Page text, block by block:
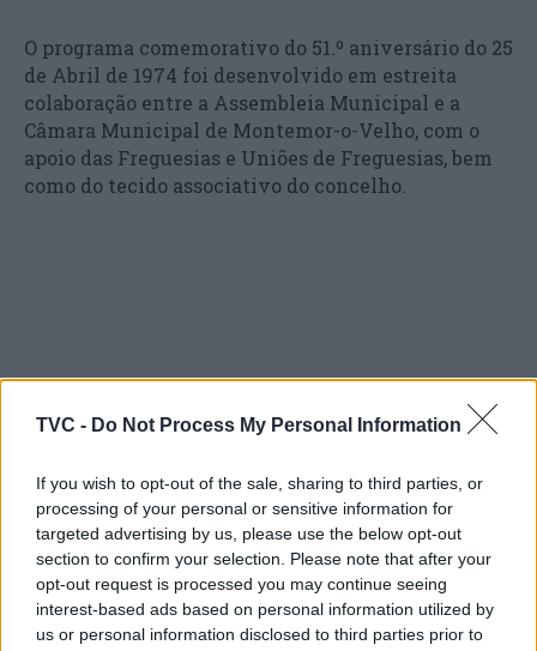
TVC - Do Not Process My Personal Information
If you wish to opt-out of the sale, sharing to third parties, or
processing of your personal or sensitive information for
targeted advertising by us, please use the below opt-out
section to confirm your selection. Please note that after your
opt-out request is processed you may continue seeing
interest-based ads based on personal information utilized by
us or personal information disclosed to third parties prior to
O programa comemorativo do 51.º aniversário do 25
de Abril de 1974 foi desenvolvido em estreita
colaboração entre a Assembleia Municipal e a
Câmara Municipal de Montemor-o-Velho, com o
apoio das Freguesias e Uniões de Freguesias, bem
como do tecido associativo do concelho.
Cantanhede: Feira do
Trabalho e Formação
realiza-se no dia 8 de maio
Pista de Atletismo de
Montemor-o-Velho
recebeu o Dia Mundial do
Kids’ Athletics